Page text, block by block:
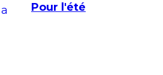
Pour l'été